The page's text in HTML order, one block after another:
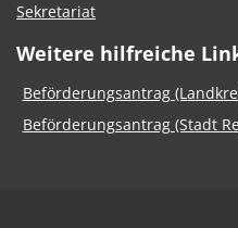
Sekretariat
Weitere hilfreiche
Beförderungsantrag
Beförderungsantrag (Stadt